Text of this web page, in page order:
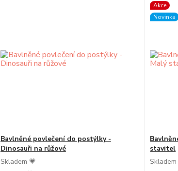
Bavlněné povlečení do postýlky -
Dinosauři na růžové
Skladem 💗
Akce
Novinka
stavitel
Skladem